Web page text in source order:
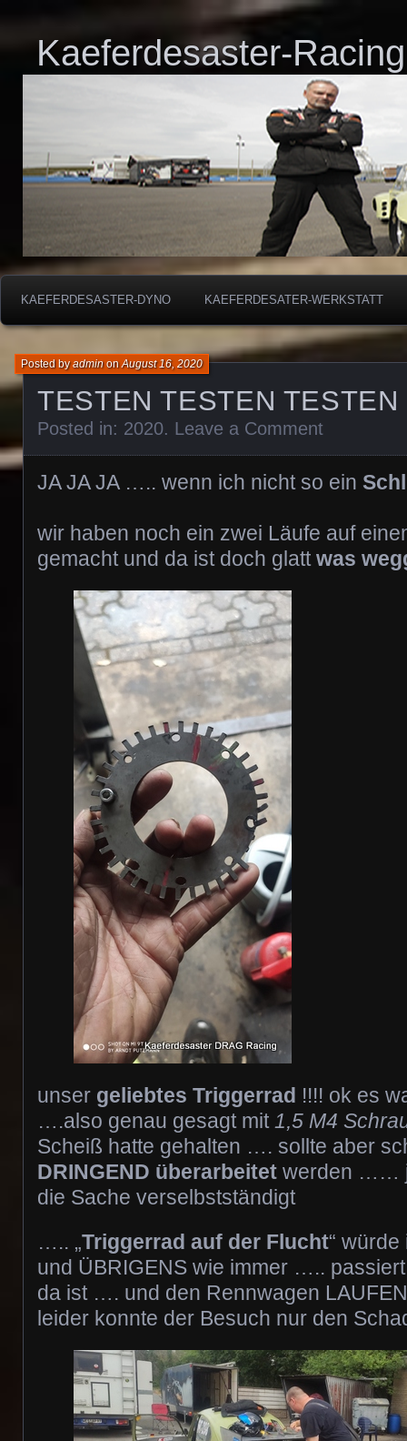
Kaeferdesaster-Racing
KAEFERDESASTER-DYNO KAEFERDESATER-WERKSTATT
TESTEN TESTEN TESTEN
Posted byadminonAugust 16, 2020
Posted in: 2020. Leave a Comment
JA JA JA ….. wenn ich nicht so ein
wir haben noch ein zwei Läufe auf
gemacht und da ist doch glattwas
unser geliebtes Triggerrad !!!! ok es
….also genau gesagt mit 1,5 M4
Scheiß hatte gehalten …. sollte aber
DRINGEND überarbeitet werden ……
die Sache verselbstständigt
….. „Triggerrad auf der Flucht“
und ÜBRIGENS wie immer …..
da ist …. und den Rennwagen
leider konnte der Besuch nur den